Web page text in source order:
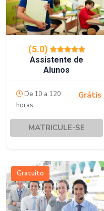
(5.0)
Assistente de
Alunos
De 10 a 120
horas
Grátis
MATRICULE-SE
Gratuito